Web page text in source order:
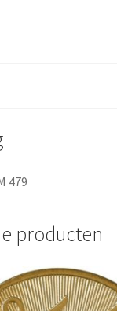
479
producten